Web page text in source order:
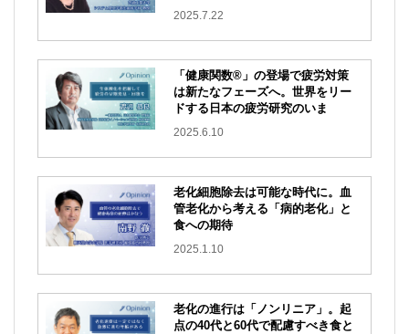
2025.7.22
「健康関数®」の登場で疲労対策
は新たなフェーズへ。世界をリー
ドする日本の疲労研究のいま
2025.6.10
老化細胞除去は可能な時代に。血
管老化から考える「病的老化」と
食への期待
2025.1.10
老化の進行は「ノンリニア」。起
点の40代と60代で配慮すべき食と